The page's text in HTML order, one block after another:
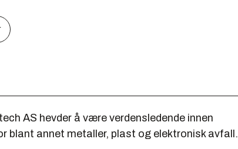
AS hevder å være verdensledende innen
blant annet metaller, plast og elektronisk avfall.